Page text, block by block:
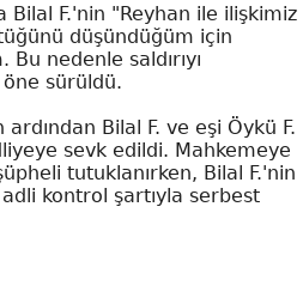
F.'nin "Reyhan ile ilişkimiz
düşündüğüm için
Bu nedenle saldırıyı
sürüldü.
Bilal F. ve eşi Öykü F.
sevk edildi. Mahkemeye
tutuklanırken, Bilal F.'nin
kontrol şartıyla serbest